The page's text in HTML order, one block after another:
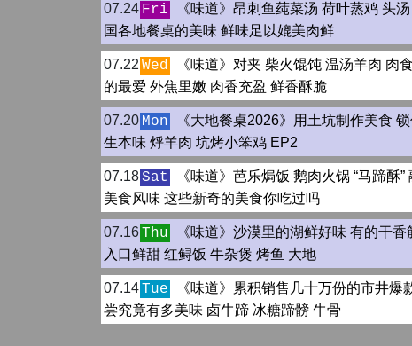
07.24 Fri
《味道》昂刺鱼莼菜汤 荷叶蒸鸡 头
国各地餐桌的美味 鲜味足以媲美肉鲜
07.22 Wed
《味道》对夹 柴火馄饨 温汤羊肉 肉
的最爱 外焦里嫩 肉香充盈 鲜香酥脆
07.20 Mon
《大地餐桌2026》用土坑制作美食
生本味 烀羊肉 坑烤小笨鸡 EP2
07.18Sat
《味道》芭乐焗饭 鹅肉火锅 “马蹄酥”
美食风味 这些新奇的美食你吃过吗
07.16 Thu
《味道》沙漠里的湖鲜好味 有的干香
入口鲜甜 红鲟饭 牛杂煲 烤鱼 大地
07.14 Tue
《味道》累积销售几十万份的市井爆
尝究竟有多美味 卤牛蹄 冰糖蹄髈 牛骨